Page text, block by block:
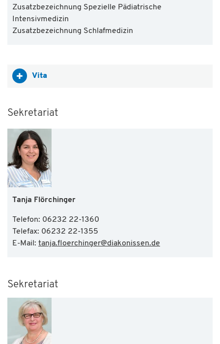
Zusatzbezeichnung Spezielle Pädiatrische
Intensivmedizin
Zusatzbezeichnung Schlafmedizin
Vita
Sekretariat
Tanja Flörchinger
Telefon: 06232 22-1360
Telefax: 06232 22-1355
E-Mail: tanja.floerchinger@diakonissen.de
Sekretariat